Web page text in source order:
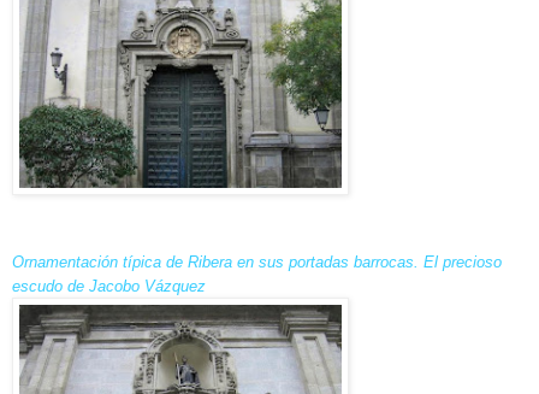
Ornamentación típica de Ribera en sus portadas barrocas. El precioso
escudo de Jacobo Vázquez